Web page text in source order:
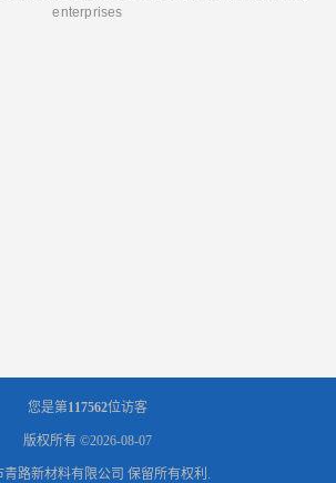
enterprises
您是第117562位访客
版权所有 ©2026-08-07
青路新材料有限公司 保留所有权利.